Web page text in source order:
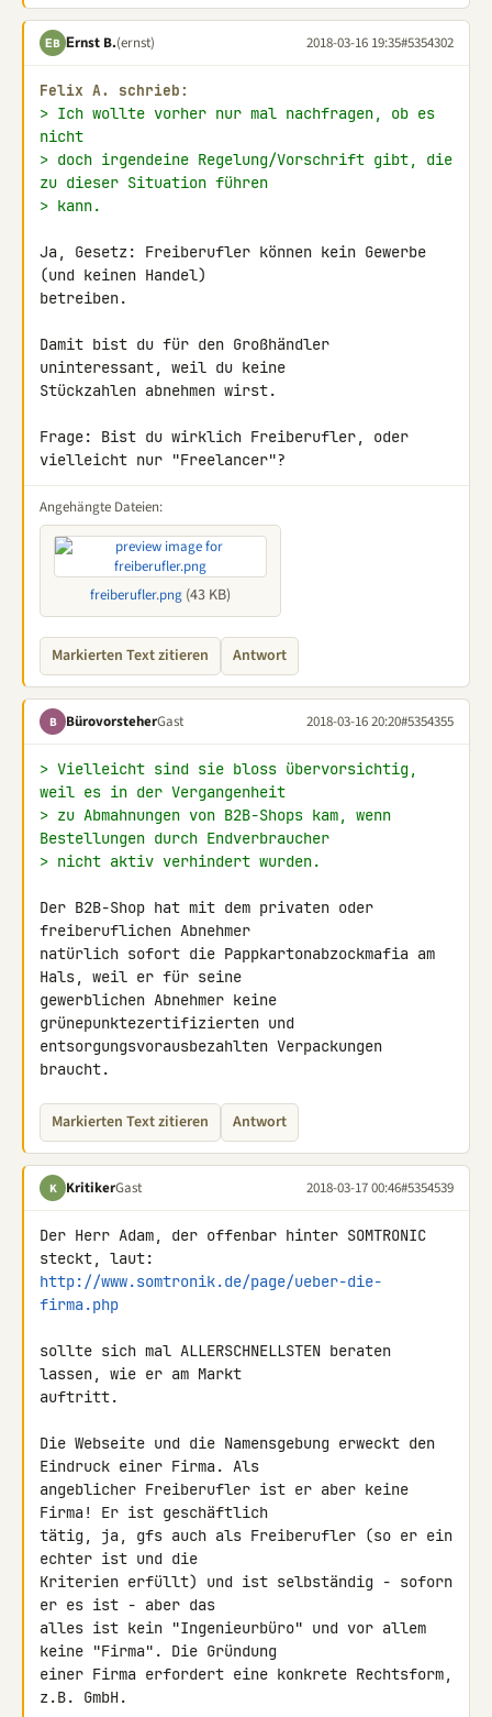
ΕB Εrnst B.(ernst) 2018-03-16 19:35#5354302
Felix A. schrieb:
> Ich wollte vorher nur mal nachfragen, ob es
nicht
> doch irgendeine Regelung/Vorschrift gibt, die
zu dieser Situation führen
> kann.
Ja, Gesetz: Freiberufler können kein Gewerbe
(und keinen Handel)
betreiben.
Damit bist du für den Großhändler
uninteressant, weil du keine
Stückzahlen abnehmen wirst.
Frage: Bist du wirklich Freiberufler, oder
vielleicht nur "Freelancer"?
Angehängte Dateien:
freiberufler.png (43 KB)
Markierten Text zitieren Antwort
B BürovorsteherGast 2018-03-16 20:20#5354355
> Vielleicht sind sie bloss übervorsichtig,
weil es in der Vergangenheit
> zu Abmahnungen von B2B-Shops kam, wenn
Bestellungen durch Endverbraucher
> nicht aktiv verhindert wurden.
Der B2B-Shop hat mit dem privaten oder
freiberuflichen Abnehmer
natürlich sofort die Pappkartonabzockmafia am
Hals, weil er für seine
gewerblichen Abnehmer keine
grünepunktezertifizierten und
entsorgungsvorausbezahlten Verpackungen
braucht.
Markierten Text zitieren Antwort
K KritikerGast 2018-03-17 00:46#5354539
Der Herr Adam, der offenbar hinter SOMTRONIC
http://www.somtronik.de/page/ueber-die-
firma.php
sollte sich mal ALLERSCHNELLSTEN beraten
lassen, wie er am Markt
auftritt.
Die Webseite und die Namensgebung erweckt den
Eindruck einer Firma. Als
angeblicher Freiberufler ist er aber keine
Firma! Er ist geschäftlich
tätig, ja, gfs auch als Freiberufler (so er ein
echter ist und die
Kriterien erfüllt) und ist selbständig - soforn
er es ist - aber das
alles ist kein "Ingenieurbüro" und vor allem
keine "Firma". Die Gründung
einer Firma erfordert eine konkrete Rechtsform,
z.B. GmbH.